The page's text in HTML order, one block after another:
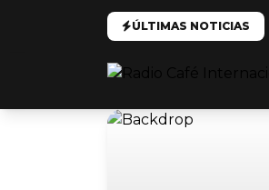
ÚLTIMAS NOTICIAS